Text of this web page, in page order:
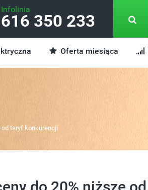
Infolinia
616 350 233
Oferta miesiąca
od taryf konkurencji